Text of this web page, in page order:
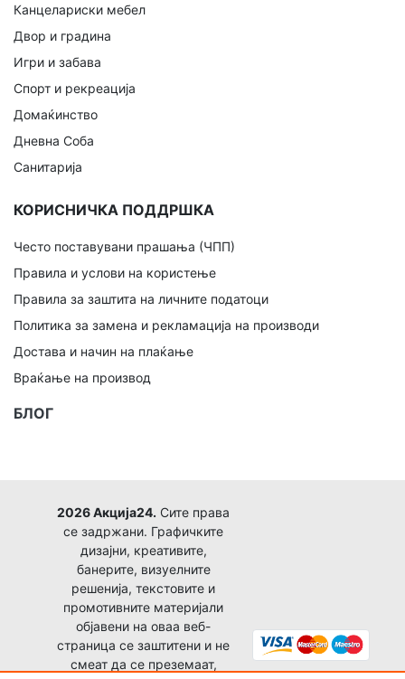
Канцелариски мебел
Двор и градина
Игри и забава
Спорт и рекреација
Домаќинство
Дневна Соба
Санитарија
КОРИСНИЧКА ПОДДРШКА
Често поставувани прашања (ЧПП)
Правила и услови на користење
Правила за заштита на личните податоци
Политика за замена и рекламација на производи
Достава и начин на плаќање
Враќање на производ
БЛОГ
2026 Акција24. Сите права
се задржани. Графичките
дизајни, креативите,
банерите, визуелните
решенија, текстовите и
промотивните материјали
објавени на оваа веб-
страница се заштитени и не
смеат да се преземаат,